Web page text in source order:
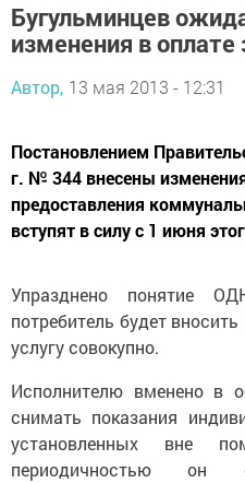
Бугульминцев
изменения в
Автор, 13 мая 2013 - 12:31
Постановлением
г. № 344 внесены
предоставления
вступят в силу с 1 июня
Упразднено понятие
потребитель будет
услугу совокупно.
Исполнителю вменено в
снимать показания
установленных вне
периодичностью он